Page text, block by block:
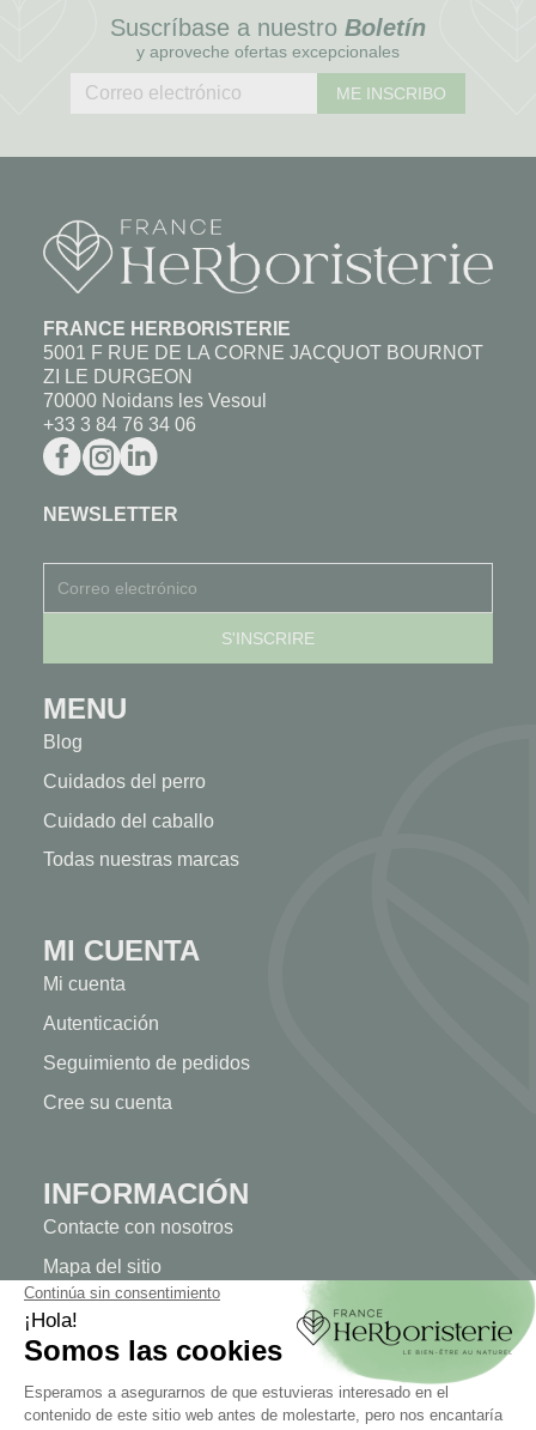
Suscríbase a nuestro Boletín
y aproveche ofertas excepcionales
ME INSCRIBO
FRANCE HERBORISTERIE
5001 F RUE DE LA CORNE JACQUOT BOURNOT
ZI LE DURGEON
70000 Noidans les Vesoul
+33 3 84 76 34 06
NEWSLETTER
MENU
Blog
Cuidados del perro
Cuidado del caballo
Todas nuestras marcas
MI CUENTA
Mi cuenta
Autenticación
Seguimiento de pedidos
Cree su cuenta
INFORMACIÓN
Contacte con nosotros
Mapa del sitio
Nuestra herboristería
Entrega